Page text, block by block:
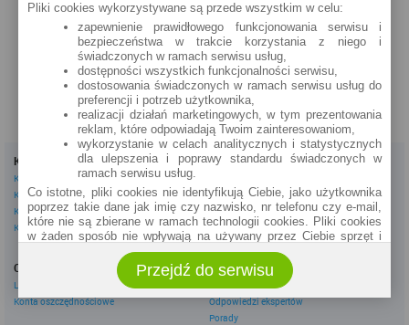
Ostrołęka
Gorbatowa 5a/6
zobacz na mapie »
Kredyty
Kredyty gotówkowe
Kredyty hipoteczne
Kredyty konsolidacyjne
Kredyty na samochód
Oszczędzanie
Lokaty
Konta oszczędnościowe
Dla firm
Konta firmowe
Leasingi
Inne
eBroker Ekstra
Odpowiedzi ekspertów
Porady
Pliki cookies wykorzystywane są przede wszystkim w celu:
zapewnienie prawidłowego funkcjonowania serwisu i
bezpieczeństwa w trakcie korzystania z niego i
świadczonych w ramach serwisu usług,
dostępności wszystkich funkcjonalności serwisu,
dostosowania świadczonych w ramach serwisu usług do
preferencji i potrzeb użytkownika,
realizacji działań marketingowych, w tym prezentowania
reklam, które odpowiadają Twoim zainteresowaniom,
wykorzystanie w celach analitycznych i statystycznych
dla ulepszenia i poprawy standardu świadczonych w
ramach serwisu usług.
Co istotne, pliki cookies nie identyfikują Ciebie, jako użytkownika
poprzez takie dane jak imię czy nazwisko, nr telefonu czy e-mail,
które nie są zbierane w ramach technologii cookies. Pliki cookies
w żaden sposób nie wpływają na używany przez Ciebie sprzęt i
Zakres wykorzystywania plików cookies możliwy jest do
określenia w ustawieniach przeglądarki każdego użytkownika. Bez
wprowadzenia zmian ustawień, informacje w plikach cookies mogą
być zapisywane w pamięci Twojego urządzenia.
Przejdź do serwisu